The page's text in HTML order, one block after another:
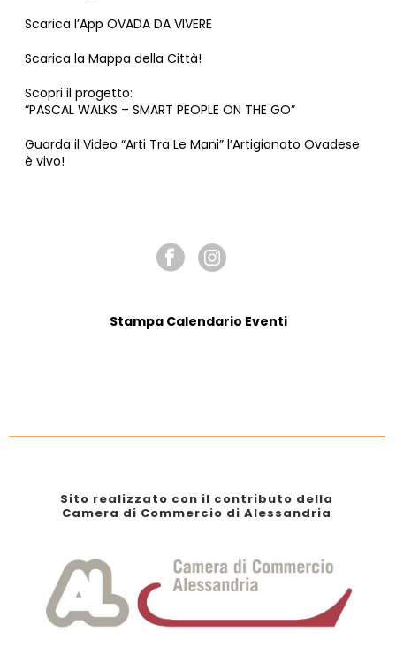
Scarica l’App OVADA DA VIVERE
Scarica la Mappa della Città!
Scopri il progetto:
“PASCAL WALKS – SMART PEOPLE ON THE GO”
Guarda il Video “Arti Tra Le Mani” l’Artigianato Ovadese
è vivo!
Stampa Calendario Eventi
Sito realizzato con il contributo della
Camera di Commercio di Alessandria